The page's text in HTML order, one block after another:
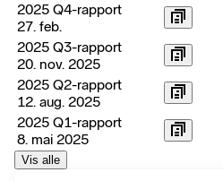
2025 Q4-rapport
27. feb.
2025 Q3-rapport
20. nov. 2025
2025 Q2-rapport
12. aug. 2025
2025 Q1-rapport
8. mai 2025
Vis alle